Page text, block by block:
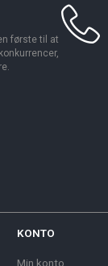
første til at
KONTO
Min konto